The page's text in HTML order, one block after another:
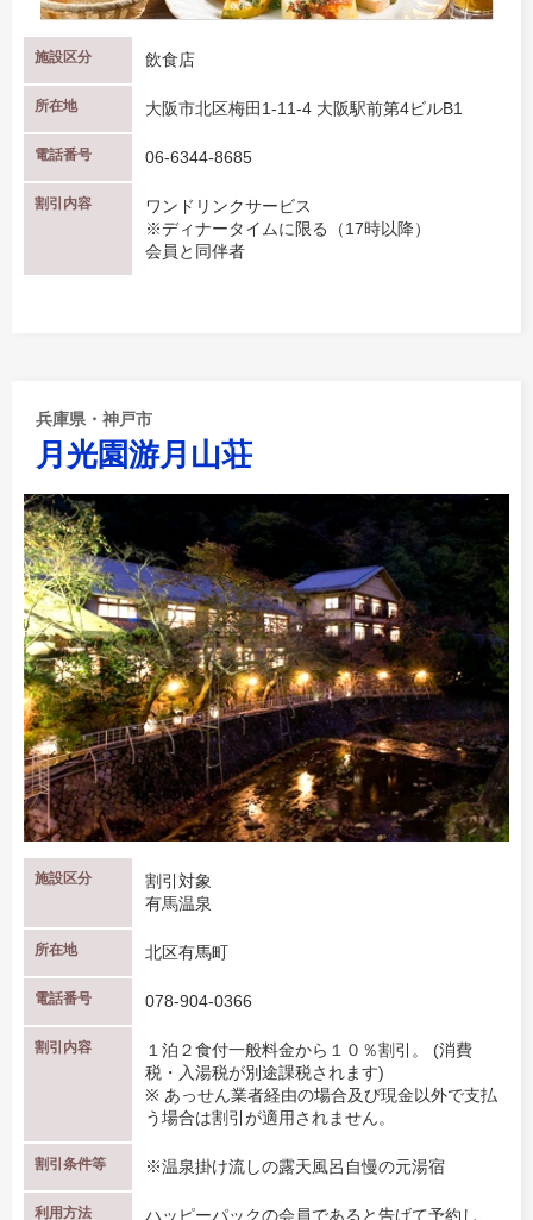
施設区分 飲食店
所在地 大阪市北区梅田1-11-4 大阪駅前第4ビルB1
電話番号 06-6344-8685
割引内容
ワンドリンクサービス
※ディナータイムに限る（17時以降）
会員と同伴者
兵庫県・神戸市
月光園游月山荘
施設区分
割引対象
有馬温泉
所在地 北区有馬町
電話番号 078-904-0366
割引内容
１泊２食付一般料金から１０％割引。 (消費
税・入湯税が別途課税されます)
※ あっせん業者経由の場合及び現金以外で支払
う場合は割引が適用されません。
割引条件等 ※温泉掛け流しの露天風呂自慢の元湯宿
利用方法 ハッピーパックの会員であると告げて予約し、